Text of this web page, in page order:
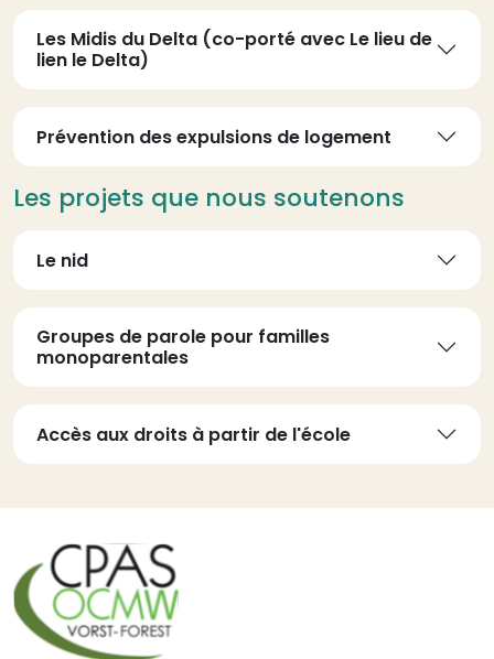
Les Midis du Delta (co-porté avec Le lieu de
lien le Delta)
Prévention des expulsions de logement
Les projets que nous soutenons
Le nid
Groupes de parole pour familles
monoparentales
Accès aux droits à partir de l'école